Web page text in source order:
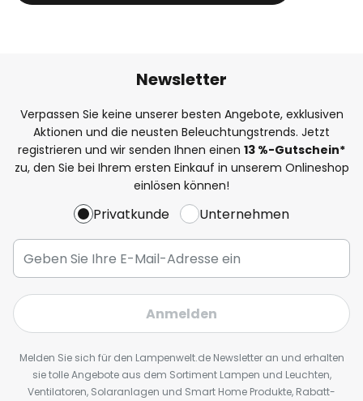
Newsletter
Verpassen Sie keine unserer besten Angebote, exklusiven
Aktionen und die neusten Beleuchtungstrends. Jetzt
registrieren und wir senden Ihnen einen 13 %-Gutschein*
zu, den Sie bei Ihrem ersten Einkauf in unserem Onlineshop
einlösen können!
Privatkunde Unternehmen
Anmelden
Melden Sie sich für den Lampenwelt.de Newsletter an und erhalten
sie tolle Angebote aus dem Sortiment Lampen und Leuchten,
Ventilatoren, Solaranlagen und Smart Home Produkte, Rabatt-